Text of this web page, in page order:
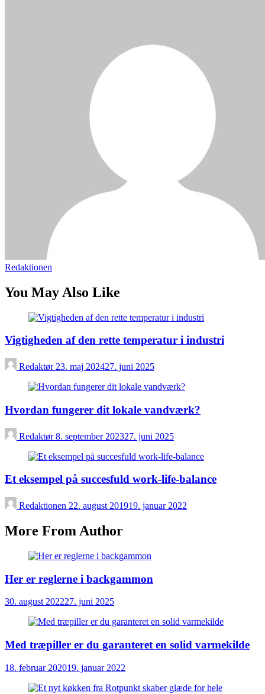
Redaktionen
You May Also Like
Vigtigheden af den rette temperatur i industri
Redaktør 23. maj 202427. juni 2025
Hvordan fungerer dit lokale vandværk?
Redaktør8. september 202327. juni 2025
Et eksempel på succesfuld work-life-balance
Redaktionen 22. august 201919. januar 2022
More From Author
Her er reglerne i backgammon
30. august 202227. juni 2025
Med træpiller er du garanteret en solid varmekilde
18. februar 202019. januar 2022